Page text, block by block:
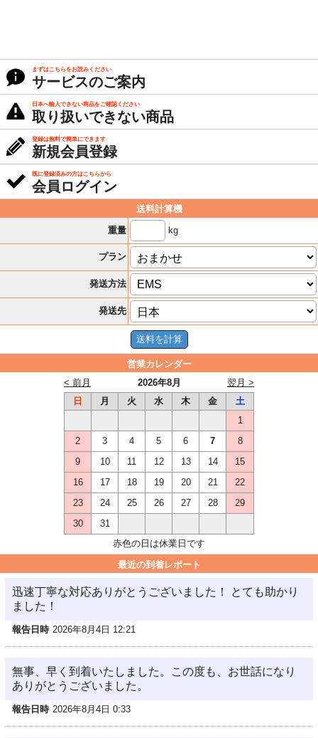
まずはこちらをお読みください
サービスのご案内
日本へ輸入できない商品をご確認ください
取り扱いできない商品
登録は無料で簡単にできます
新規会員登録
既に登録済みの方はこちらから
会員ログイン
送料計算機
重量
kg
プラン
発送方法
発送先
営業カレンダー
2026年8月
< 前月
翌月 >
日
月 火 水 木 金
土
1
2
3 4 5 6 7
8
9
10 11 12 13 14
15
16
17 18 19 20 21
22
23
24 25 26 27 28
29
30
31
赤色の日は休業日です
最近の到着レポート
迅速丁寧な対応ありがとうございました！ とても助かり
ました！
報告日時 2026年8月4日 12:21
無事、早く到着いたしました。この度も、お世話になり
ありがとうございました。
報告日時 2026年8月4日 0:33